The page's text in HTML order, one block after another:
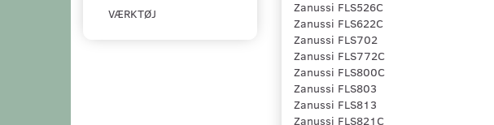
VÆRKTØJ
Zanussi FLS526C
Zanussi FLS622C
Zanussi FLS702
Zanussi FLS772C
Zanussi FLS800C
Zanussi FLS803
Zanussi FLS813
Zanussi FLS821C